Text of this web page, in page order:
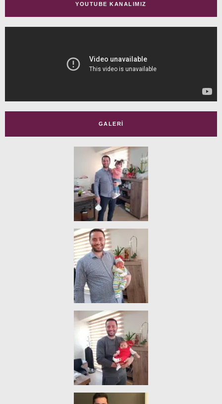
YOUTUBE KANALIMIZ
GALERI